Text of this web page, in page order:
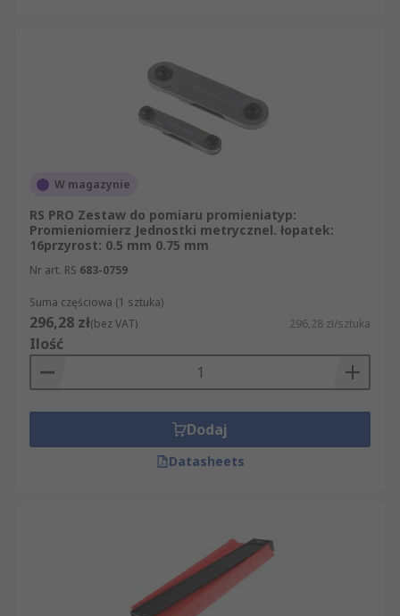
oferowanych przez nas produktów z kategorii
Kątowniki i konturówki. Dzięki nam mogą
Państwo łatwo znaleźć produkt, który będzie
spełniał wszystkie Państwa oczekiwania,
ponieważ oferujemy nie tylko wyjątkowo bogaty
asortyment, ale także możliwość jego szybkiego
przeglądania na naszej stronie internetowej.
W magazynie
RS PRO Zestaw do pomiaru promieniatyp:
Promieniomierz Jednostki metrycznel. łopatek:
16przyrost: 0.5 mm 0.75 mm
Nr art. RS 683-0759
Suma częściowa (1 sztuka)
296,28 zł(bez VAT) 296,28 zł/sztuka
Ilość
Dodaj
Datasheets